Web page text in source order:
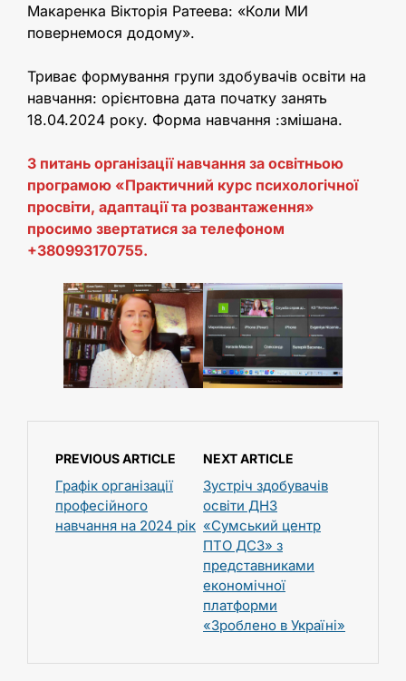
Макаренка Вікторія Ратеева: «Коли МИ
повернемося додому».
Триває формування групи здобувачів освіти на
навчання: орієнтовна дата початку занять
18.04.2024 року. Форма навчання :змішана.
З питань організації навчання за освітньою
програмою «Практичний курс психологічної
просвіти, адаптації та розвантаження»
просимо звертатися за телефоном
+380993170755.
PREVIOUS ARTICLE
Графік організації
професійного
навчання на 2024 рік
NEXT ARTICLE
Зустріч здобувачів
освіти ДНЗ
«Сумський центр
ПТО ДСЗ» з
представниками
економічної
платформи
«Зроблено в Україні»